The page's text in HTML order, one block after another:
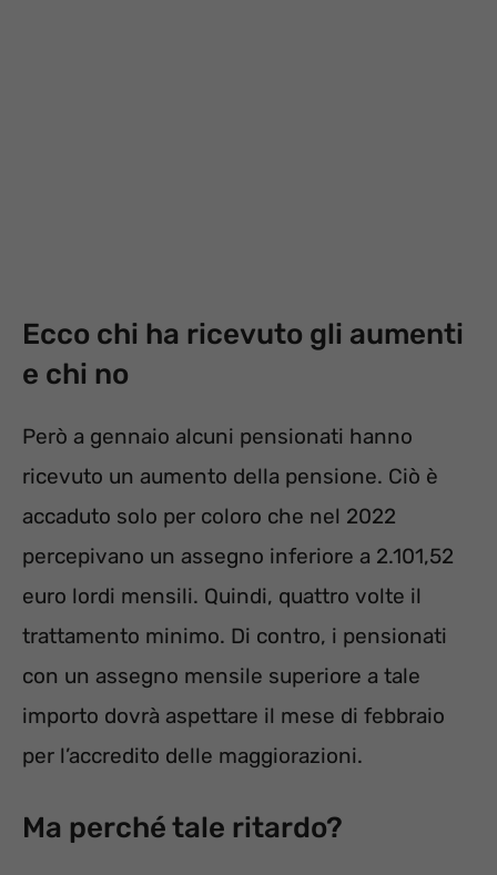
Ecco chi ha ricevuto gli aumenti
e chi no
Però a gennaio alcuni pensionati hanno
ricevuto un aumento della pensione. Ciò è
accaduto solo per coloro che nel 2022
percepivano un assegno inferiore a 2.101,52
euro lordi mensili. Quindi, quattro volte il
trattamento minimo. Di contro, i pensionati
con un assegno mensile superiore a tale
importo dovrà aspettare il mese di febbraio
per l’accredito delle maggiorazioni.
Ma perché tale ritardo?